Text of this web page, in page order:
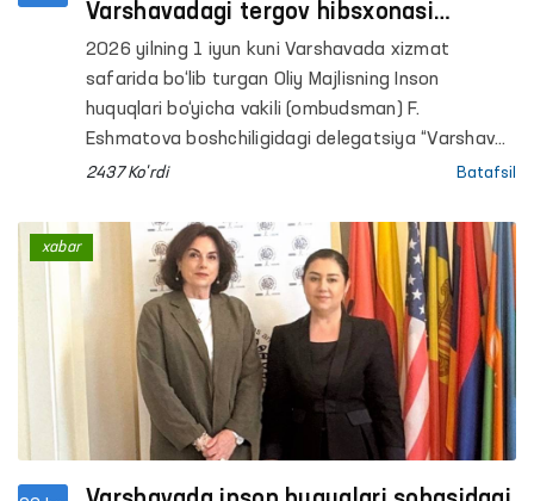
Varshavadagi tergov hibsxonasi
faoliyati bilan tanishdi
2026 yilning 1 iyun kuni Varshavada xizmat
safarida bo‘lib turgan Oliy Majlisning Inson
huquqlari bo‘yicha vakili (ombudsman) F.
Eshmatova boshchiligidagi delegatsiya “Varshava-
Byalolenka” tergov hibsxonasi faoliyati bilan
2437 Ko'rdi Batafsil
xabar